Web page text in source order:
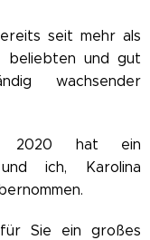
seit mehr als
beliebten und gut
wachsender
2020 hat ein
ich, Karolina
Sie ein großes